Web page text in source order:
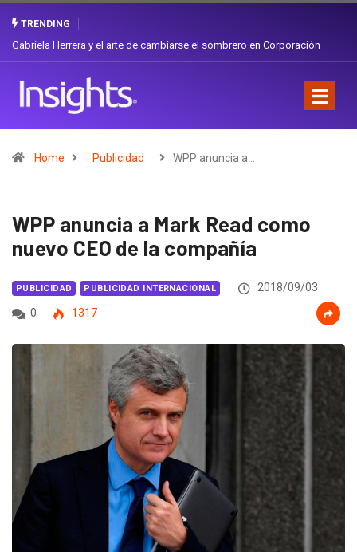
TRENDING
Gabriela Herrera y el arte de cambiarse el sombrero en Corporación
Home Publicidad WPP anuncia a…
WPP anuncia a Mark Read como
nuevo CEO de la compañía
PUBLICIDAD PUBLICIDAD INTERNACIONAL
2018/09/03
0
1317